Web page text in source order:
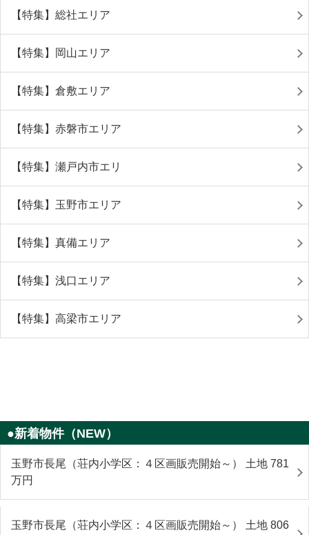
【特集】総社エリア
【特集】岡山エリア
【特集】倉敷エリア
【特集】赤磐市エリア
【特集】瀬戸内市エリ
【特集】玉野市エリア
【特集】真備エリア
【特集】浅口エリア
【特集】高梁市エリア
●新着物件（NEW）
玉野市長尾（荘内小学区：４区画販売開始～） 土地 781
万円
玉野市長尾（荘内小学区：４区画販売開始～） 土地 806